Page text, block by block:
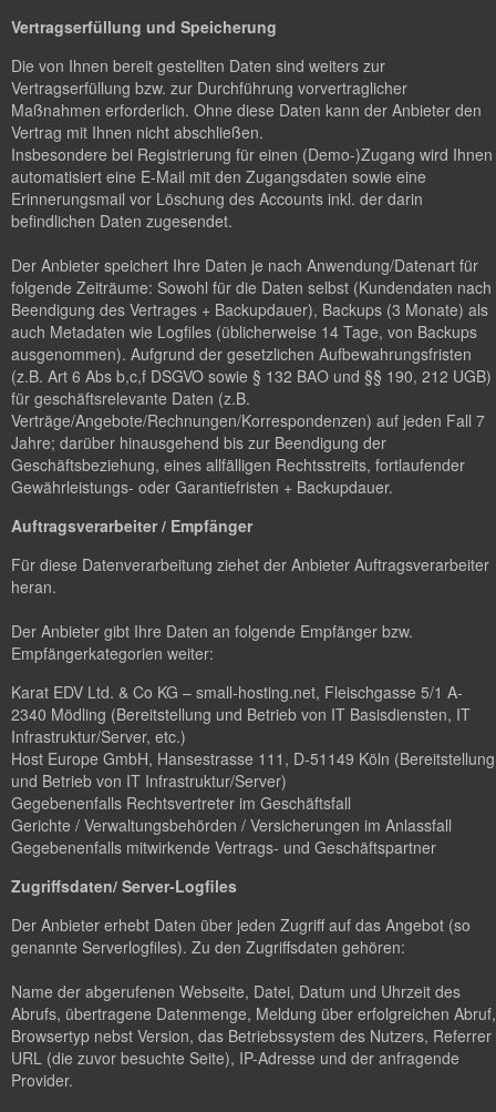
Vertragserfüllung und Speicherung
Die von Ihnen bereit gestellten Daten sind weiters zur
Vertragserfüllung bzw. zur Durchführung vorvertraglicher
Maßnahmen erforderlich. Ohne diese Daten kann der Anbieter den
Vertrag mit Ihnen nicht abschließen.
Insbesondere bei Registrierung für einen (Demo-)Zugang wird Ihnen
automatisiert eine E-Mail mit den Zugangsdaten sowie eine
Erinnerungsmail vor Löschung des Accounts inkl. der darin
befindlichen Daten zugesendet.
Der Anbieter speichert Ihre Daten je nach Anwendung/Datenart für
folgende Zeiträume: Sowohl für die Daten selbst (Kundendaten nach
Beendigung des Vertrages + Backupdauer), Backups (3 Monate) als
auch Metadaten wie Logfiles (üblicherweise 14 Tage, von Backups
ausgenommen). Aufgrund der gesetzlichen Aufbewahrungsfristen
(z.B. Art 6 Abs b,c,f DSGVO sowie § 132 BAO und §§ 190, 212 UGB)
für geschäftsrelevante Daten (z.B.
Verträge/Angebote/Rechnungen/Korrespondenzen) auf jeden Fall 7
Jahre; darüber hinausgehend bis zur Beendigung der
Geschäftsbeziehung, eines allfälligen Rechtsstreits, fortlaufender
Gewährleistungs- oder Garantiefristen + Backupdauer.
Auftragsverarbeiter / Empfänger
Für diese Datenverarbeitung ziehet der Anbieter Auftragsverarbeiter
heran.
Der Anbieter gibt Ihre Daten an folgende Empfänger bzw.
Empfängerkategorien weiter:
Karat EDV Ltd. & Co KG – small-hosting.net, Fleischgasse 5/1 A-
2340 Mödling (Bereitstellung und Betrieb von IT Basisdiensten, IT
Infrastruktur/Server, etc.)
Host Europe GmbH, Hansestrasse 111, D-51149 Köln (Bereitstellung
und Betrieb von IT Infrastruktur/Server)
Gegebenenfalls Rechtsvertreter im Geschäftsfall
Gerichte / Verwaltungsbehörden / Versicherungen im Anlassfall
Gegebenenfalls mitwirkende Vertrags- und Geschäftspartner
Zugriffsdaten/ Server-Logfiles
Der Anbieter erhebt Daten über jeden Zugriff auf das Angebot (so
genannte Serverlogfiles). Zu den Zugriffsdaten gehören:
Name der abgerufenen Webseite, Datei, Datum und Uhrzeit des
Abrufs, übertragene Datenmenge, Meldung über erfolgreichen Abruf,
Browsertyp nebst Version, das Betriebssystem des Nutzers, Referrer
URL (die zuvor besuchte Seite), IP-Adresse und der anfragende
Provider.